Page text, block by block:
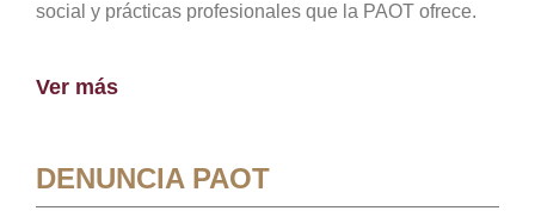
social y prácticas profesionales que la PAOT ofrece.
Ver más
DENUNCIA PAOT